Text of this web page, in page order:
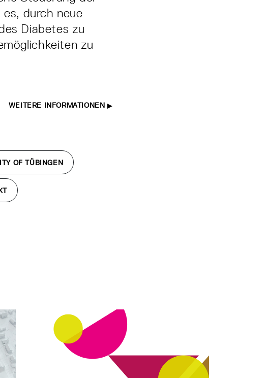
durch neue
Diabetes zu
zu
WEITERE INFORMATIONEN
OF TÜBINGEN